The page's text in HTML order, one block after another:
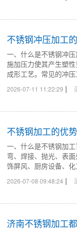
不锈钢冲压加工
一、什么是不锈钢冲
施加压力使其产生塑
成形工艺。常见的冲
2026-07-11 11:22:29 |
不锈钢加工的优
一、什么是不锈钢加
弯、焊接、抛光、表
饰屏风、厨房设备、
2026-07-08 09:48:24 |
济南​不锈钢加工